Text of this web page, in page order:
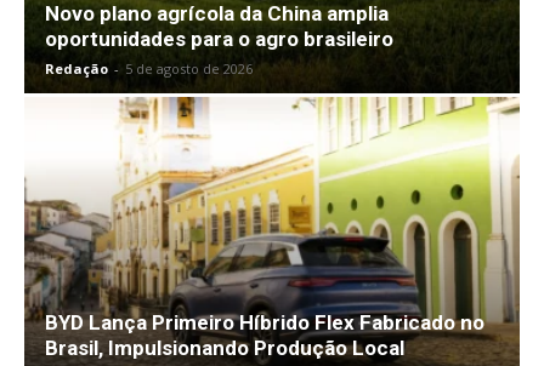
Novo plano agrícola da China amplia
oportunidades para o agro brasileiro
Redação - 5 de agosto de 2026
BYD Lança Primeiro Híbrido Flex Fabricado no
Brasil, Impulsionando Produção Local